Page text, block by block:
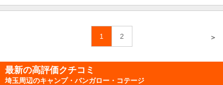
1 2 ＞
最新の高評価クチコミ
埼玉周辺のキャンプ・バンガロー・コテージ